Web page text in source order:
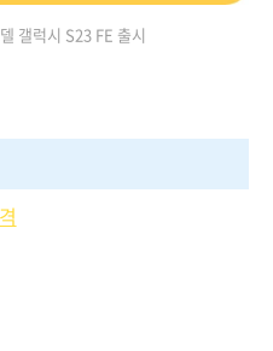
갤럭시 S23 FE 출시